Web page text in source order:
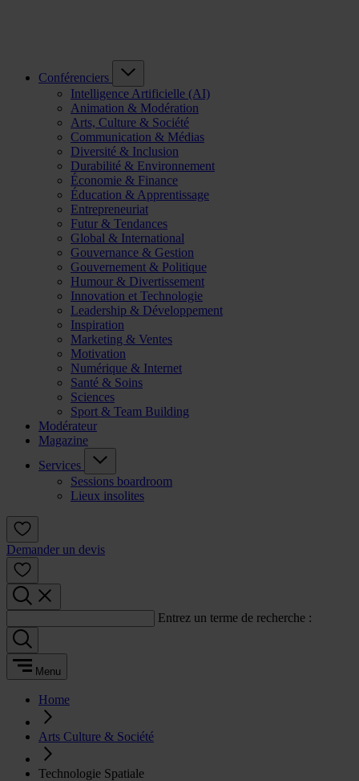
Conférenciers
Intelligence Artificielle (AI)
Animation & Modération
Arts, Culture & Société
Communication & Médias
Diversité & Inclusion
Durabilité & Environnement
Économie & Finance
Éducation & Apprentissage
Entrepreneuriat
Futur & Tendances
Global & International
Gouvernance & Gestion
Gouvernement & Politique
Humour & Divertissement
Innovation et Technologie
Leadership & Développement
Inspiration
Marketing & Ventes
Motivation
Numérique & Internet
Santé & Soins
Sciences
Sport & Team Building
Modérateur
Magazine
Services
Sessions boardroom
Lieux insolites
Demander un devis
Entrez un terme de recherche :
Menu
Home
Arts Culture & Société
Technologie Spatiale